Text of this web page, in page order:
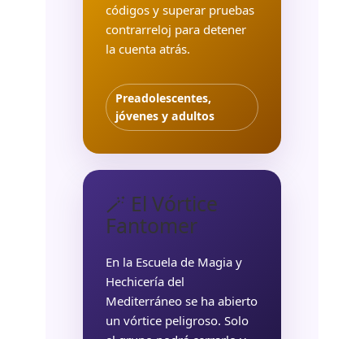
códigos y superar pruebas
contrarreloj para detener
la cuenta atrás.
Preadolescentes,
jóvenes y adultos
🪄 El Vórtice
Fantomer
En la Escuela de Magia y
Hechicería del
Mediterráneo se ha abierto
un vórtice peligroso. Solo